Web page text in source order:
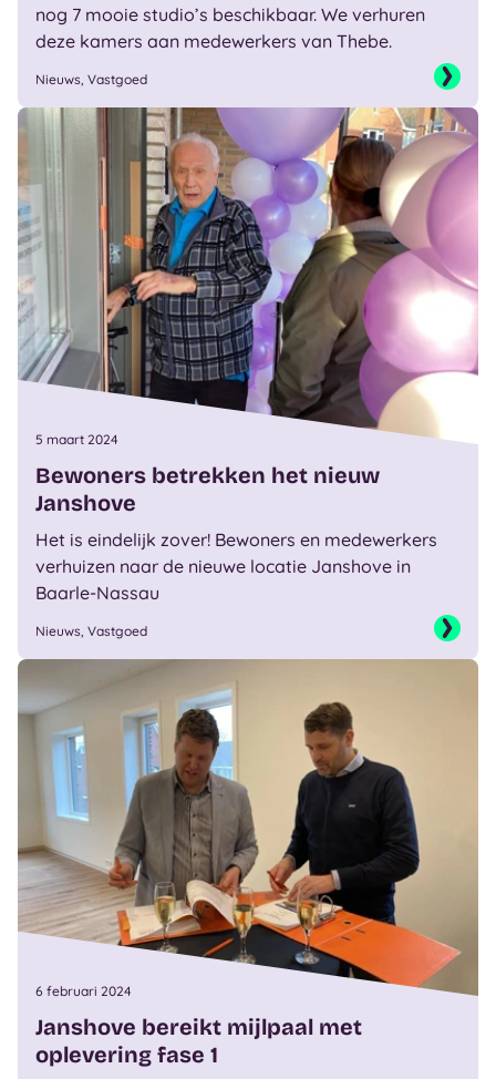
nog 7 mooie studio’s beschikbaar. We verhuren
deze kamers aan medewerkers van Thebe.
Nieuws, Vastgoed
5 maart 2024
Bewoners betrekken het nieuw
Janshove
Het is eindelijk zover! Bewoners en medewerkers
verhuizen naar de nieuwe locatie Janshove in
Baarle-Nassau
Nieuws, Vastgoed
6 februari 2024
Janshove bereikt mijlpaal met
oplevering fase 1